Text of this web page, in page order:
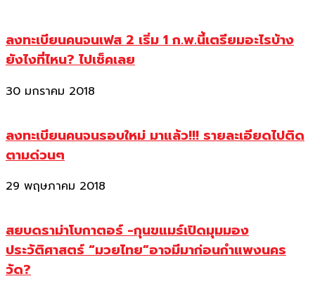
ลงทะเบียนคนจนเฟส 2 เริ่ม 1 ก.พ.นี้เตรียมอะไรบ้าง
ยังไงที่ไหน? ไปเช็คเลย
30 มกราคม 2018
ลงทะเบียนคนจนรอบใหม่ มาแล้ว!!! รายละเอียดไปติด
ตามด่วนๆ
29 พฤษภาคม 2018
สยบดราม่าโบกาตอร์ -กุนขแมร์เปิดมุมมอง
ประวัติศาสตร์ “มวยไทย”อาจมีมาก่อนกำแพงนคร
วัด?